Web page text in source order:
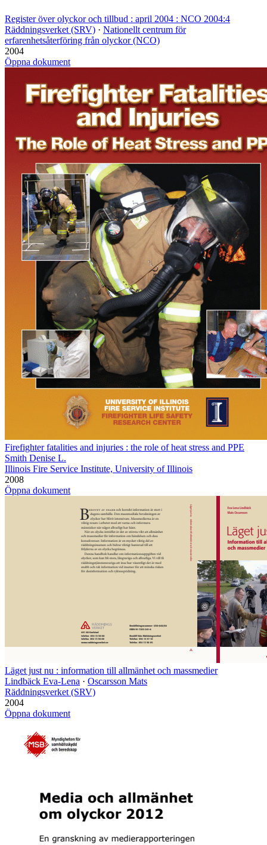
Register över olyckor och tillbud : april 2004 : NCO 2004:4
Räddningsverket (SRV) · Nationellt centrum för
erfarenhetsåterföring från olyckor (NCO)
2004
Öppna dokument
Firefighter fatalities and injuries : the role of heat stress and PPE
Smith Denise L.
Illinois Fire Service Institute, University of Illinois
2008
Öppna dokument
Läget just nu : information till allmänhet och massmedier
Lindbäck Eva-Lena · Oscarsson Mats
Räddningsverket (SRV)
2004
Öppna dokument